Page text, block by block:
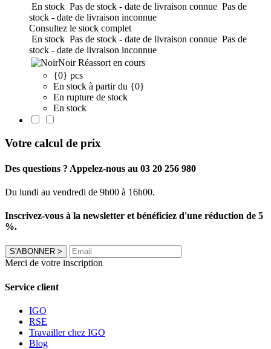
En stock Pas de stock - date de livraison connue Pas de
stock - date de livraison inconnue
Consultez le stock complet
En stock Pas de stock - date de livraison connue Pas de
stock - date de livraison inconnue
Noir Réassort en cours
{0} pcs
En stock à partir du {0}
En rupture de stock
En stock
Votre calcul de prix
Des questions ? Appelez-nous au 03 20 256 980
Du lundi au vendredi de 9h00 à 16h00.
Inscrivez-vous à la newsletter et bénéficiez d'une réduction de 5
%.
S'ABONNER >
Merci de votre inscription
Service client
IGO
RSE
Travailler chez IGO
Blog